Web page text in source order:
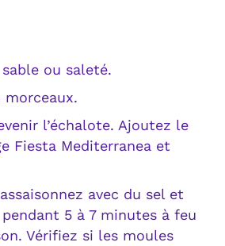
ou saleté.
morceaux.
l’échalote. Ajoutez le
Fiesta Mediterranea et
avec du sel et
5 à 7 minutes à feu
Vérifiez si les moules